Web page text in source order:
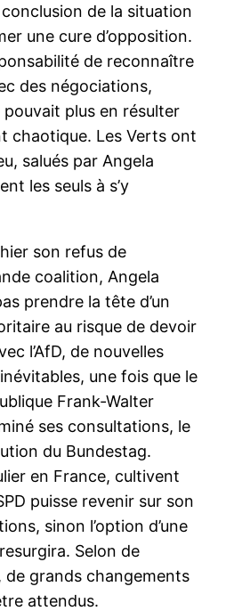
conclusion de la situation
une cure d’opposition.
de reconnaître
des négociations,
pouvait plus en résulter
chaotique. Les Verts ont
salués par Angela
les seuls à s’y
son refus de
coalition, Angela
prendre la tête d’un
au risque de devoir
l’AfD, de nouvelles
une fois que le
Frank-Walter
ses consultations, le
du Bundestag.
en France, cultivent
puisse revenir sur son
sinon l’option d’une
Selon de
de grands changements
attendus.